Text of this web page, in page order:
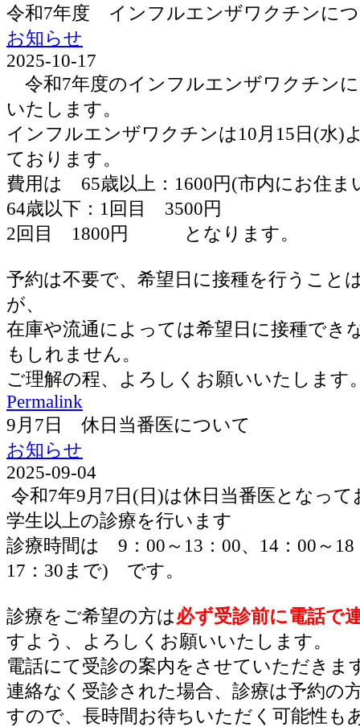
令和7年度 インフルエンザワクチンに
お知らせ
2025-10-17
令和7年度のインフルエンザワクチン
いたします。
インフルエンザワクチンは10月15日(水)
ております。
費用は 65歳以上：1600円(市内にお住ま
64歳以下：1回目 3500円
2回目 1800円 となります。
予約は不要で、希望日に接種を行うこと
が、
在庫や流通によっては希望日に接種でき
もしれません。
ご理解の程、よろしくお願いいたします
Permalink
9月7日 休日当番医について
お知らせ
2025-09-04
令和7年9月7日(日)は休日当番医となっ
学生以上の診療を行います
診療時間は 9：00～13：00、14：00～
17：30まで) です。
診療をご希望の方は必ず受診前に電話で
すよう、よろしくお願いいたします。
電話にて受診の案内をさせていただきま
連絡なく受診された場合、診療は予約の
すので、長時間お待ちいただく可能性も